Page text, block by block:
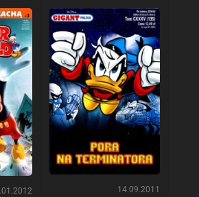
14.09.2011